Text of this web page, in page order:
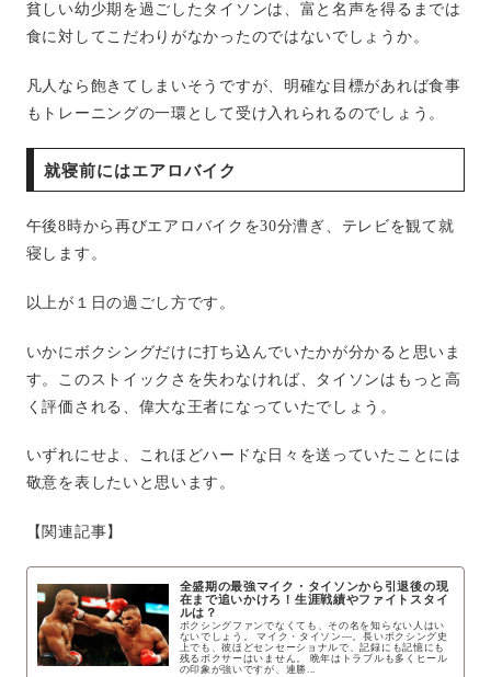
貧しい幼少期を過ごしたタイソンは、富と名声を得るまでは
食に対してこだわりがなかったのではないでしょうか。
凡人なら飽きてしまいそうですが、明確な目標があれば食事
もトレーニングの一環として受け入れられるのでしょう。
就寝前にはエアロバイク
午後8時から再びエアロバイクを30分漕ぎ、テレビを観て就
寝します。
以上が１日の過ごし方です。
いかにボクシングだけに打ち込んでいたかが分かると思いま
す。このストイックさを失わなければ、タイソンはもっと高
く評価される、偉大な王者になっていたでしょう。
いずれにせよ、これほどハードな日々を送っていたことには
敬意を表したいと思います。
【関連記事】
全盛期の最強マイク・タイソンから引退後の現
在まで追いかけろ！生涯戦績やファイトスタイ
ルは？
ボクシングファンでなくても、その名を知らない人はい
ないでしょう。 マイク・タイソン―。長いボクシング史
上でも、彼ほどセンセーショナルで、記録にも記憶にも
残るボクサーはいません。 晩年はトラブルも多くヒール
の印象が強いですが、連勝...